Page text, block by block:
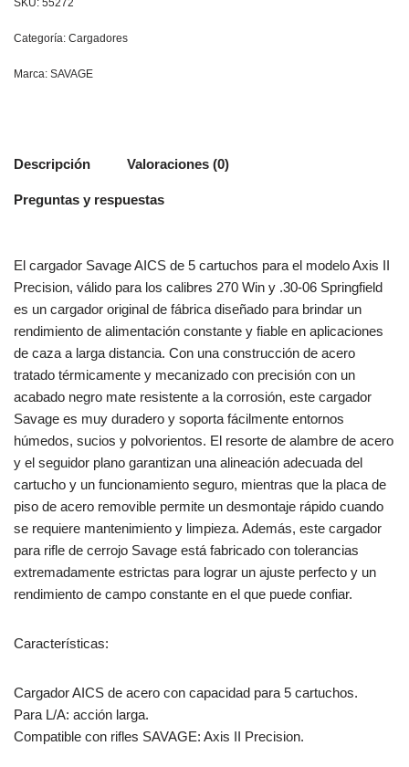
Categoría: Cargadores
Marca: SAVAGE
Descripción Valoraciones (0)
Preguntas y respuestas
El cargador Savage AICS de 5 cartuchos para el modelo Axis II
Precision, válido para los calibres 270 Win y .30-06 Springfield
es un cargador original de fábrica diseñado para brindar un
rendimiento de alimentación constante y fiable en aplicaciones
de caza a larga distancia. Con una construcción de acero
tratado térmicamente y mecanizado con precisión con un
acabado negro mate resistente a la corrosión, este cargador
Savage es muy duradero y soporta fácilmente entornos
húmedos, sucios y polvorientos. El resorte de alambre de acero
y el seguidor plano garantizan una alineación adecuada del
cartucho y un funcionamiento seguro, mientras que la placa de
piso de acero removible permite un desmontaje rápido cuando
se requiere mantenimiento y limpieza. Además, este cargador
para rifle de cerrojo Savage está fabricado con tolerancias
extremadamente estrictas para lograr un ajuste perfecto y un
rendimiento de campo constante en el que puede confiar.
Características:
Cargador AICS de acero con capacidad para 5 cartuchos.
Para L/A: acción larga.
Compatible con rifles SAVAGE: Axis II Precision.